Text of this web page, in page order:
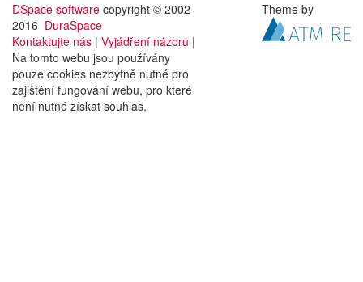
DSpace software copyright © 2002-
2016 DuraSpace
Kontaktujte nás | Vyjádření názoru |
Na tomto webu jsou používány
pouze cookies nezbytně nutné pro
zajištění fungování webu, pro které
není nutné získat souhlas.
Theme by